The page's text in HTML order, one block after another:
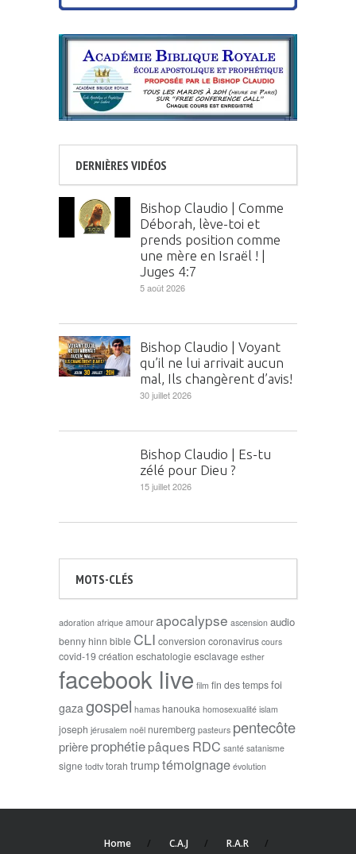
DERNIÈRES VIDÉOS
Bishop Claudio | Comme
Déborah, lève-toi et
prends position comme
une mère en Israël ! |
Juges 4:7
5 août 2026
Bishop Claudio | Voyant
qu’il ne lui arrivait aucun
mal, Ils changèrent d’avis!
30 juillet 2026
Bishop Claudio | Es-tu
zélé pour Dieu ?
15 juillet 2026
MOTS-CLÉS
adoration afrique amourapocalypse ascension audio
benny hinn bible CLI conversion coronavirus cours
covid-19création eschatologieesclavage esther
facebook live film fin des tempsfoi
gazagospel hamas hanouka homosexualité islam
joseph jérusalem noël nuremberg pasteurs pentecôte
prièreprophétiepâques RDC santé satanisme
signe todtv torah trumptémoignage évolution
Home C.A.J R.A.R